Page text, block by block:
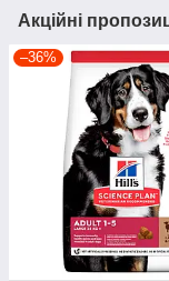
Акційні
–36%